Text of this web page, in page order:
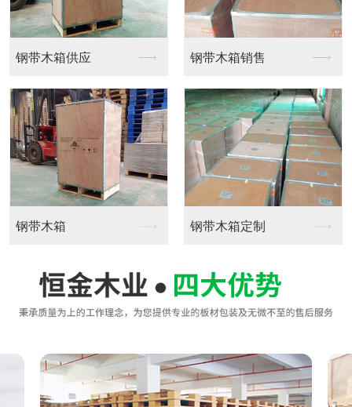
钢带木箱供应 钢带木箱销售
钢带木箱 钢带木箱定制